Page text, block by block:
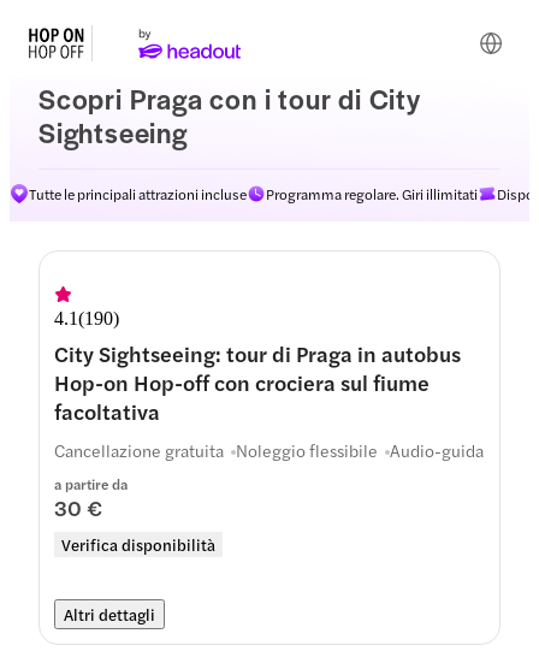
Scopri Praga con i tour di City
Sightseeing
Tutte le principali attrazioni incluse Programma regolare. Giri illimitati
Percorsi
4.1(190)
City Sightseeing: tour di Praga in autobus
Hop-on Hop-off con crociera sul fiume
facoltativa
a partire da
30 €
Verifica disponibilità
Cancellazione gratuita Noleggio flessibile Audio-guida
Altri dettagli